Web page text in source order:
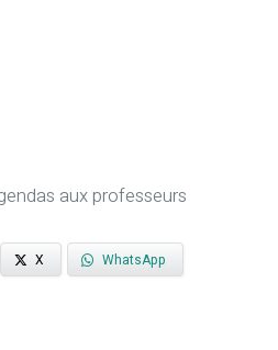
aux professeurs
X WhatsApp